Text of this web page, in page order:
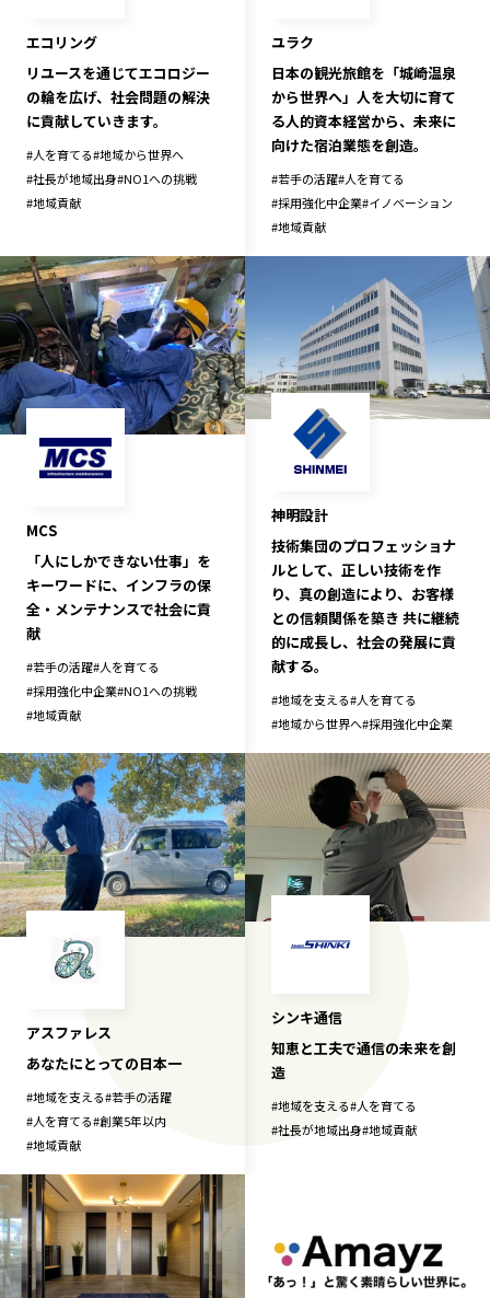
エコリング
リユースを通じてエコロジー
の輪を広げ、社会問題の解決
に貢献していきます。
#人を育てる#地域から世界へ
#社長が地域出身#NO1への挑戦
#地域貢献
ユラク
日本の観光旅館を「城崎温泉
から世界へ」人を大切に育て
る人的資本経営から、未来に
向けた宿泊業態を創造。
#若手の活躍#人を育てる
#採用強化中企業#イノベーション
#地域貢献
MCS
「人にしかできない仕事」を
キーワードに、インフラの保
全・メンテナンスで社会に貢
献
#若手の活躍#人を育てる
#採用強化中企業#NO1への挑戦
#地域貢献
神明設計
技術集団のプロフェッショナ
ルとして、正しい技術を作
り、真の創造により、お客様
との信頼関係を築き 共に継続
的に成長し、社会の発展に貢
献する。
#地域を支える#人を育てる
#地域から世界へ#採用強化中企業
アスファレス
あなたにとっての日本一
#地域を支える#若手の活躍
#人を育てる#創業5年以内
#地域貢献
シンキ通信
知恵と工夫で通信の未来を創
造
#地域を支える#人を育てる
#社長が地域出身#地域貢献